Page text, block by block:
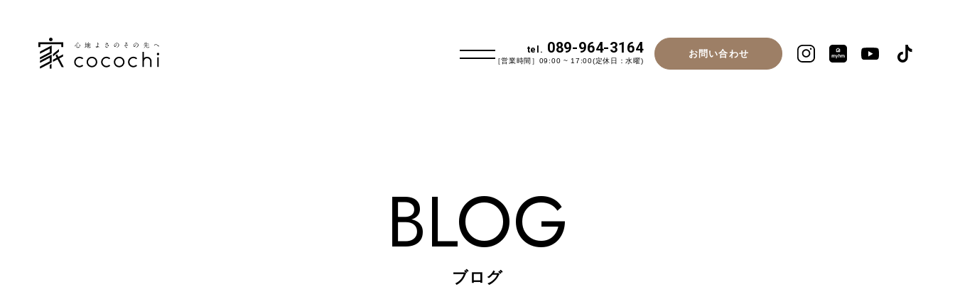
tel. 089-964-3164
［営業時間］09:00 ~ 17:00(定休日：水曜)
お問い合わせ
BLOG
ブログ